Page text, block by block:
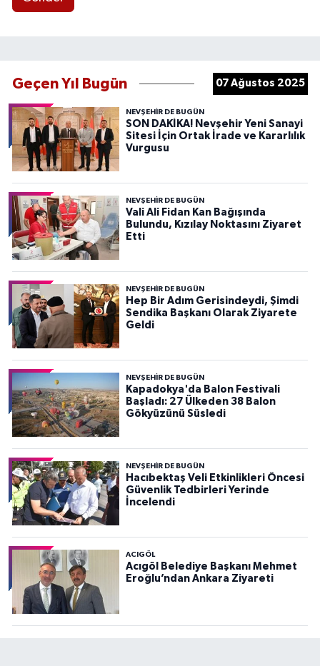
Geçen Yıl Bugün 07 Ağustos 2025
NEVŞEHIR DE BUGÜN
SON DAKİKA! Nevşehir Yeni Sanayi
Sitesi İçin Ortak İrade ve Kararlılık
Vurgusu
NEVŞEHIR DE BUGÜN
Vali Ali Fidan Kan Bağışında
Bulundu, Kızılay Noktasını Ziyaret
Etti
NEVŞEHIR DE BUGÜN
Hep Bir Adım Gerisindeydi, Şimdi
Sendika Başkanı Olarak Ziyarete
Geldi
NEVŞEHIR DE BUGÜN
Kapadokya'da Balon Festivali
Başladı: 27 Ülkeden 38 Balon
Gökyüzünü Süsledi
NEVŞEHIR DE BUGÜN
Hacıbektaş Veli Etkinlikleri Öncesi
Güvenlik Tedbirleri Yerinde
İncelendi
ACIGÖL
Acıgöl Belediye Başkanı Mehmet
Eroğlu’ndan Ankara Ziyareti